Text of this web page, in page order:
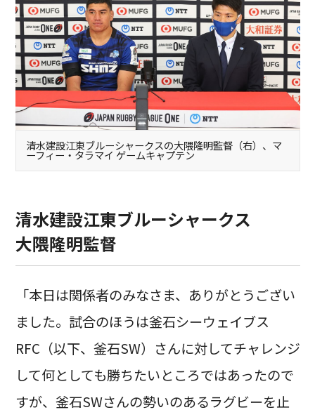
清水建設江東ブルーシャークスの大隈隆明監督（右）、マ
ーフィー・タラマイ ゲームキャプテン
清水建設江東ブルーシャークス
大隈隆明監督
「本日は関係者のみなさま、ありがとうござい
ました。試合のほうは釜石シーウェイブス
RFC（以下、釜石SW）さんに対してチャレンジ
して何としても勝ちたいところではあったので
すが、釜石SWさんの勢いのあるラグビーを止